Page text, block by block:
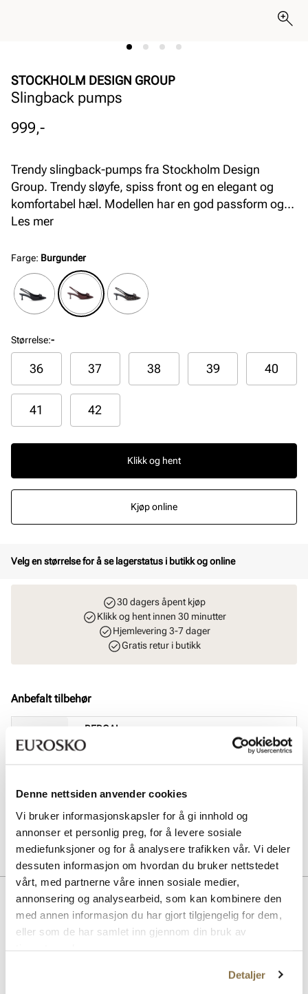
Denne nettsiden anvender cookies
Vi bruker informasjonskapsler for å gi innhold og
annonser et personlig preg, for å levere sosiale
mediefunksjoner og for å analysere trafikken vår. Vi deler
dessuten informasjon om hvordan du bruker nettstedet
vårt, med partnerne våre innen sosiale medier,
annonsering og analysearbeid, som kan kombinere den
med annen informasjon du har gjort tilgjengelig for dem,
eller som de har samlet inn gjennom din bruk av
Detaljer
STOCKHOLM DESIGN GROUP
Slingback pumps
Pris
999,-
Trendy slingback-pumps fra Stockholm Design
Group. Trendy sløyfe, spiss front og en elegant og
komfortabel hæl. Modellen har en god passform og
innersåle med gele for økt komfort.
Les mer
Farge: Burgunder
Størrelse:-
36 37 38 39 40
41 42
Klikk og hent
Kjøp online
Velg en størrelse for å se lagerstatus i butikk og online
30 dagers åpent kjøp
Klikk og hent innen 30 minutter
Hjemlevering 3-7 dager
Gratis retur i butikk
Anbefalt tilbehør
BERGAL
Magic Step halvsåle
BERGAL
Pris
99,-
Beskrivelse
Trendy slingback-pumps fra Stockholm Design Group. Trendy sløyfe,
spiss front og en elegant og komfortabel hæl. Modellen har en god
passform og innersåle med gele for økt komfort.